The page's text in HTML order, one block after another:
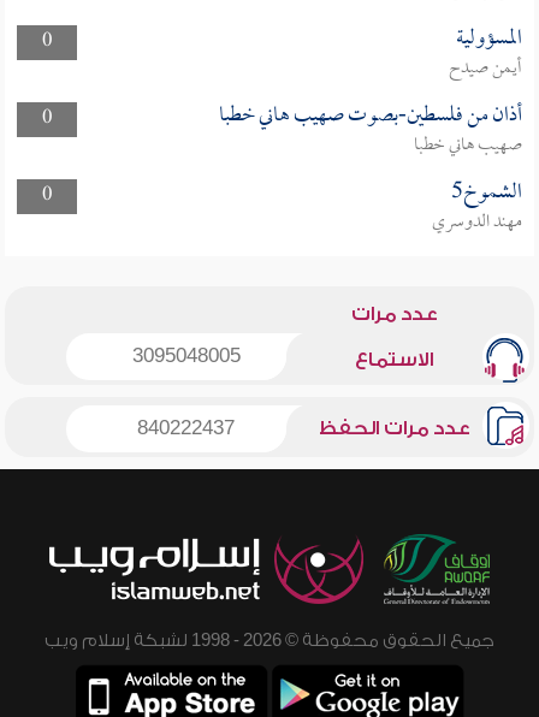
0
المسؤولية
أيمن صيدح
0
أذان من فلسطين-بصوت صهيب هاني خطبا
صهيب هاني خطبا
0
الشموخ5
مهند الدوسري
عدد مرات
الاستماع 3095048005
عدد مرات الحفظ 840222437
جميع الحقوق محفوظة © 2026 - 1998 لشبكة إسلام ويب